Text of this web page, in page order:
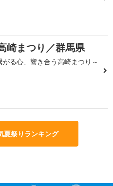
崎まつり／群馬県
がる心、響き合う高崎まつり～
夏祭りランキング